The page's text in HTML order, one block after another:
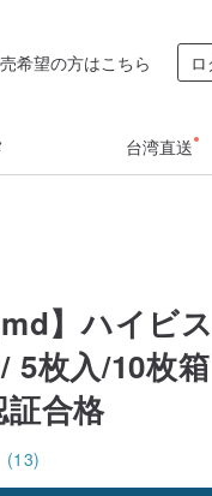
希望の方はこちら
台湾直送
】ハイビ
5枚入/10枚
合格
(13)